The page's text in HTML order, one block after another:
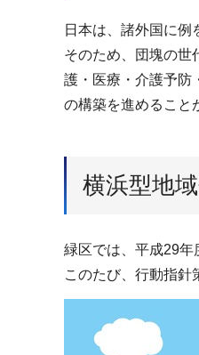
日本は、諸外国に
そのため、団塊の世
護・医療・介護予防
の構築を進めること
横浜型地
緑区では、平成29年
このたび、行動指針